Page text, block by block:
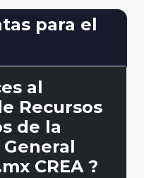
para el
al
Recursos
de la
CREA ?